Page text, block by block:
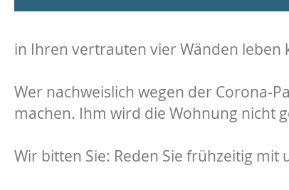
in Ihren vertrauten vier Wänden leben
Wer nachweislich wegen der Corona-
machen. Ihm wird die Wohnung nicht
Wir bitten Sie: Reden Sie frühzeitig